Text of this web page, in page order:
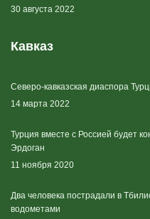
30 августа 2022
Кавказ
Северо-кавказская диаспора
14 марта 2022
Турция вместе с Россией будет
Эрдоган
11 ноября 2020
Два человека пострадали в
водометами